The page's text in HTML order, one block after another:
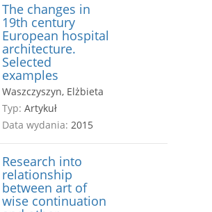
The changes in
19th century
European hospital
architecture.
Selected
examples
Waszczyszyn, Elżbieta
Typ: Artykuł
Data wydania: 2015
Research into
relationship
between art of
wise continuation